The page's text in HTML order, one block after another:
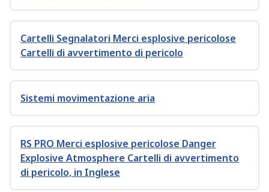
Cartelli Segnalatori Merci esplosive pericolose
Cartelli di avvertimento di pericolo
Sistemi movimentazione aria
RS PRO Merci esplosive pericolose Danger
Explosive Atmosphere Cartelli di avvertimento
di pericolo, in Inglese